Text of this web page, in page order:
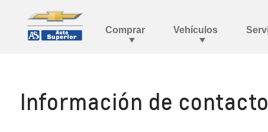
Información de contacto